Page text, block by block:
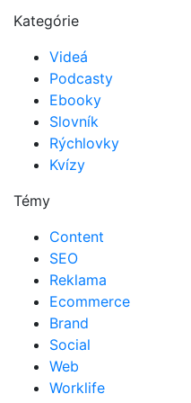
Kategórie
Videá
Podcasty
Ebooky
Slovník
Rýchlovky
Kvízy
Témy
Content
SEO
Reklama
Ecommerce
Brand
Social
Web
Worklife